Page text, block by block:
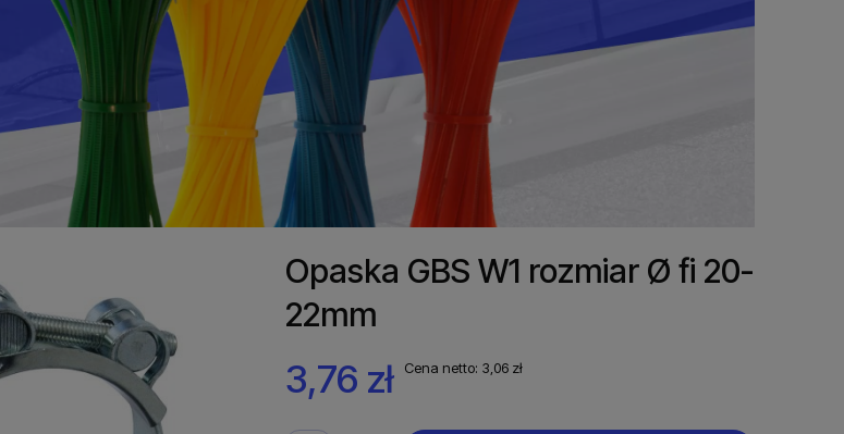
Opaska GBS W1 rozmiar Ø fi 20-
22mm
3,76 zł Cena netto: 3,06 zł